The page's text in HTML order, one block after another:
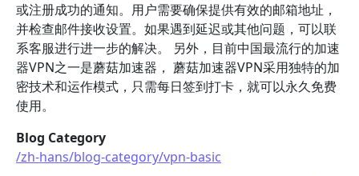
或注册成功的通知。用户需要确保提供有效的邮箱地址，
并检查邮件接收设置。如果遇到延迟或其他问题，可以联
系客服进行进一步的解决。 另外，目前中国最流行的加速
器VPN之一是蘑菇加速器， 蘑菇加速器VPN采用独特的加
密技术和运作模式，只需每日签到打卡，就可以永久免费
使用。
Blog Category
/zh-hans/blog-category/vpn-basic